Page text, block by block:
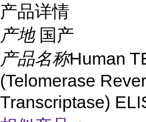
产品详情
产地 国产
产品名称Human
(Telomerase
Transcriptase)